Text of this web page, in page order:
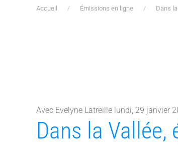
Accueil Émissions en ligne Dans
Avec Evelyne Latreille lundi, 29 janvier
Dans la Vallée,